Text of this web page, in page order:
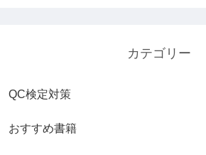
カテゴリー
QC検定対策
おすすめ書籍